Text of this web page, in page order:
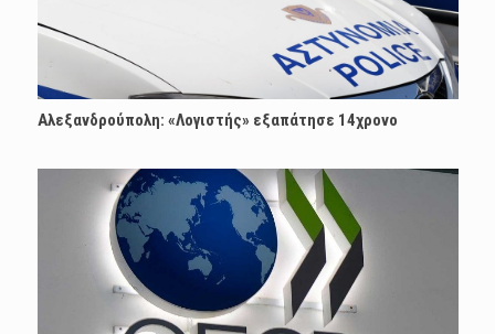
Αλεξανδρούπολη: «Λογιστής» εξαπάτησε 14χρονο